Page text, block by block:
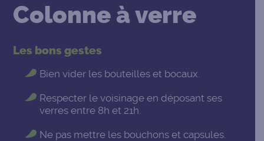
Colonne à verre
Les bons gestes
Bien vider les bouteilles et bocaux.
Respecter le voisinage en déposant ses
verres entre 8h et 21h.
Ne pas mettre les bouchons et capsules.